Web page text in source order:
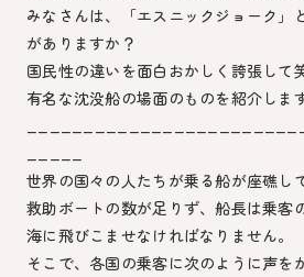
みなさんは、「エスニックジョーク」
がありますか？
国民性の違いを面白おかしく誇張して
有名な沈没船の場面のものを紹介します
世界の国々の人たちが乗る船が座礁し
救助ボートの数が足りず、船長は乗客
海に飛びこませなければなりません。
そこで、各国の乗客に次のように声を